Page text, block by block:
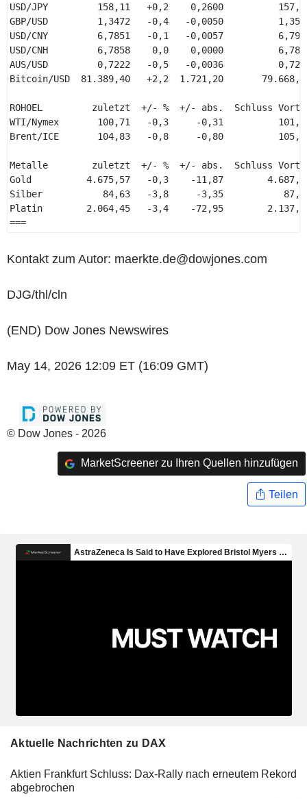
USD/JPY         158,11   +0,2    0,2600
GBP/USD         1,3472   -0,4   -0,0050
USD/CNY         6,7851   -0,1   -0,0057
USD/CNH         6,7858    0,0    0,0000
AUS/USD         0,7222   -0,5   -0,0036
Bitcoin/USD  81.389,40   +2,2  1.721,20
ROHOEL         zuletzt  +/- %  +/- abs.  Schluss
WTI/Nymex       100,71   -0,3     -0,31
Brent/ICE       104,83   -0,8     -0,80
Metalle        zuletzt  +/- %  +/- abs.  Schluss
Gold          4.675,57   -0,3    -11,87
Silber           84,63   -3,8     -3,35
Platin        2.064,45   -3,4    -72,95
===
Kontakt zum Autor: maerkte.de@dowjones.com
DJG/thl/cln
(END) Dow Jones Newswires
May 14, 2026 12:09 ET (16:09 GMT)
© Dow Jones - 2026
MarketScreener zu Ihren Quellen hinzufügen
Teilen
Aktuelle Nachrichten zu DAX
Aktien Frankfurt Schluss: Dax-Rally nach erneutem Rekord
abgebrochen